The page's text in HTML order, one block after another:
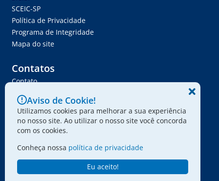
SCEIC-SP
Política de Privacidade
Programa de Integridade
Mapa do site
Contatos
Contato
Trabalhe Conosco
Ser Fornecedor
Envie seu projeto
© 2024 - Associação Paulista dos Amigos da Arte
Aviso de Cookie!
Utilizamos cookies para melhorar a sua experiência
no nosso site. Ao utilizar o nosso site você concorda
com os cookies.
Conheça nossa política de privacidade
Eu aceito!